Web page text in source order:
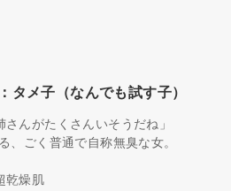
タメ子（なんでも試す子）
さんがたくさんいそうだね」
、ごく普通で自称無臭な女。
乾燥肌